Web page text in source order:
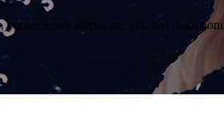
consectetuer adipiscing elit, sed diam